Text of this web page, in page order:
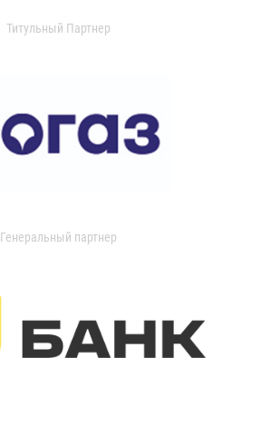
Титульный Партнер
Генеральный партнер